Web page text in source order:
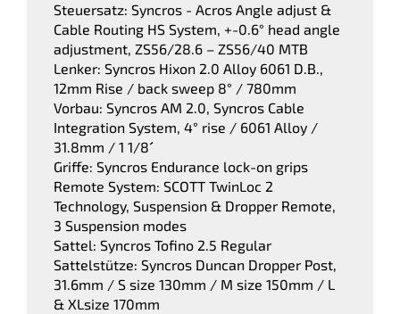
Steuersatz: Syncros - Acros Angle adjust &
Cable Routing HS System, +-0.6° head angle
adjustment, ZS56/28.6 – ZS56/40 MTB
Lenker: Syncros Hixon 2.0 Alloy 6061 D.B.,
12mm Rise / back sweep 8° / 780mm
Vorbau: Syncros AM 2.0, Syncros Cable
Integration System, 4° rise / 6061 Alloy /
31.8mm / 1 1/8´´
Griffe: Syncros Endurance lock-on grips
Remote System: SCOTT TwinLoc 2
Technology, Suspension & Dropper Remote,
3 Suspension modes
Sattel: Syncros Tofino 2.5 Regular
Sattelstütze: Syncros Duncan Dropper Post,
31.6mm / S size 130mm / M size 150mm / L
& XLsize 170mm